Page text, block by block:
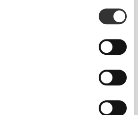
PASSFORM
10.03"